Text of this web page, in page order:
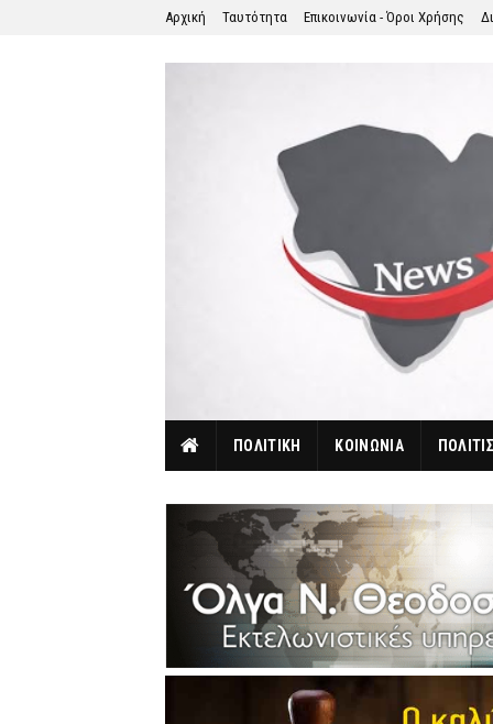
Αρχική Ταυτότητα Επικοινωνία - Όροι Χρήσης
ΠΟΛΙΤΙΚΗ ΚΟΙΝΩΝΙΑ